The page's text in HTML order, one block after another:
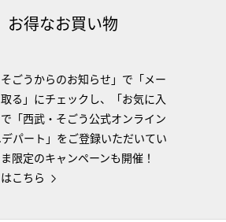
お得なお買い物
そごうからのお知らせ」で「メー
る」にチェックし、「お気に入
「西武・そごう公式オンライン
パート」をご登録いただいてい
限定のキャンペーンも開催！
こちら